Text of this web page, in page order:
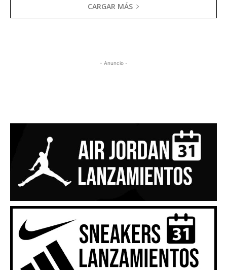
CARGAR MÁS
- Anuncio -